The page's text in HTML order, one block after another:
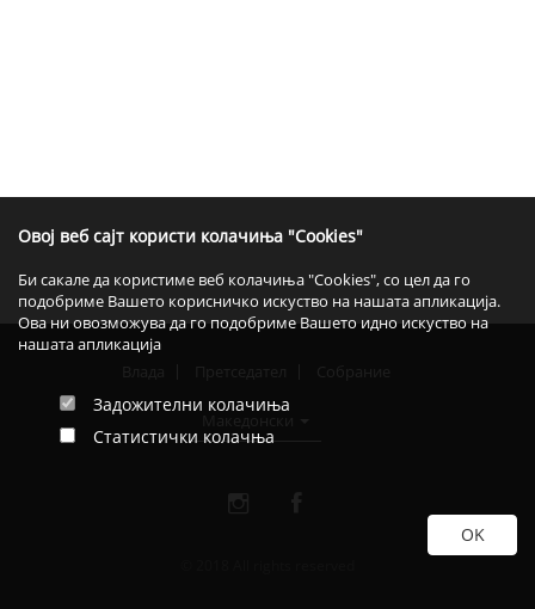
Овој веб сајт користи колачиња "Cookies"
Би сакале да користиме веб колачиња "Cookies", со цел да го
подобриме Вашето корисничко искуство на нашата апликација.
Ова ни овозможува да го подобриме Вашето идно искуство на
нашата апликација
Задожителни колачиња
Статистички колачња